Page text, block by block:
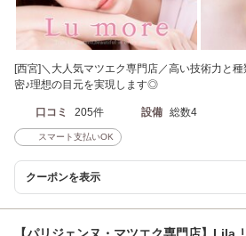
[西宮]＼大人気マツエク専門店／高い技術力と
密♪理想の目元を実現します◎
口コミ 205件 設備 総数4
スマート支払いOK
クーポンを表示
【パリジェンヌ・マツエク専門店】